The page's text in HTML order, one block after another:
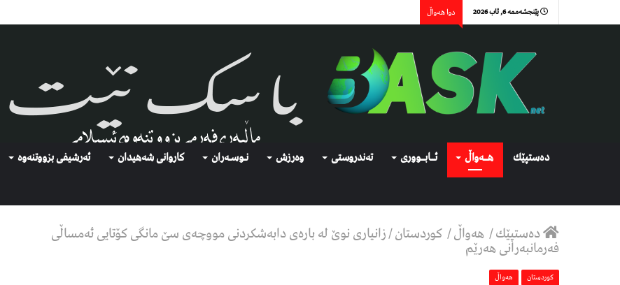
پێنجشەممە 6, ئاب 2026 دوا هەواڵ
دەستپێك هــەواڵ ئــابــووری تەندروستی وەرزش نـوسـەران كاروانی شەهیدان ئەرشیفى بزووتنەوە
دەستپێك/ هەواڵ/ كوردستان/زانیاری نوێ لە بارەی دابەشکردنی مووچەی سێ مانگی کۆتایی ئەمساڵی
فەرمانبەرانی هەرێم
كوردستان هەواڵ